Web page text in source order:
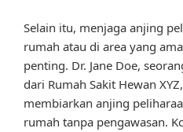
Selain itu, menjaga anjing
rumah atau di area yang
penting. Dr. Jane Doe,
dari Rumah Sakit Hewan
membiarkan anjing
rumah tanpa pengawasan.